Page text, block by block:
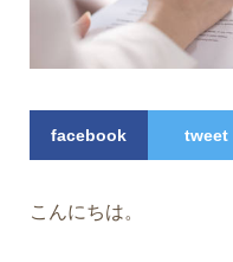
facebook tweet
こんにちは。